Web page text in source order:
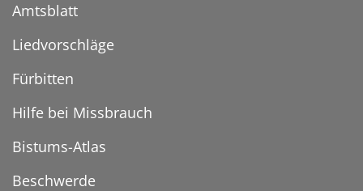
Amtsblatt
Liedvorschläge
Fürbitten
Hilfe bei Missbrauch
Bistums-Atlas
Beschwerde